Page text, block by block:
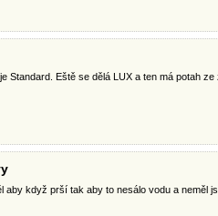
Standard. Eště se dělá LUX a ten má potah ze
aby když prší tak aby to nesálo vodu a neměl